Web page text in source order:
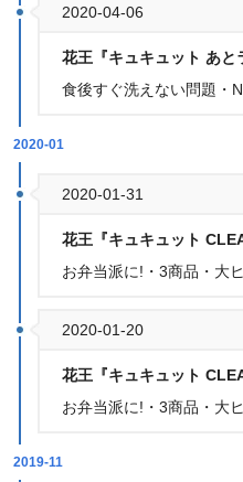
2020-04-06
花王『キュキュット あと
食後すぐ洗えない問題・
2020-01
2020-01-31
花王『キュキュット
お弁当派に!・3商品・大
2020-01-20
花王『キュキュット
お弁当派に!・3商品・大
2019-11